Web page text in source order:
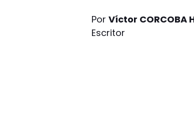
PorVíctor CORCOBA
Escritor